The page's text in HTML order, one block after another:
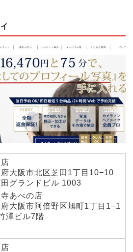
大阪市北区芝田1丁目10−10
グランドビル 1003
あべの店
大阪市阿倍野区旭町1丁目1−1
ビル7階